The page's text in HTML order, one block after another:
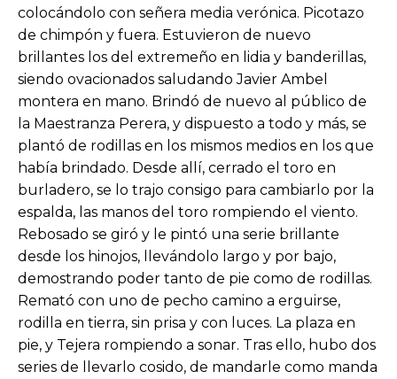
colocándolo con señera media verónica. Picotazo
de chimpón y fuera. Estuvieron de nuevo
brillantes los del extremeño en lidia y banderillas,
siendo ovacionados saludando Javier Ambel
montera en mano. Brindó de nuevo al público de
la Maestranza Perera, y dispuesto a todo y más, se
plantó de rodillas en los mismos medios en los que
había brindado. Desde allí, cerrado el toro en
burladero, se lo trajo consigo para cambiarlo por la
espalda, las manos del toro rompiendo el viento.
Rebosado se giró y le pintó una serie brillante
desde los hinojos, llevándolo largo y por bajo,
demostrando poder tanto de pie como de rodillas.
Remató con uno de pecho camino a erguirse,
rodilla en tierra, sin prisa y con luces. La plaza en
pie, y Tejera rompiendo a sonar. Tras ello, hubo dos
series de llevarlo cosido, de mandarle como manda